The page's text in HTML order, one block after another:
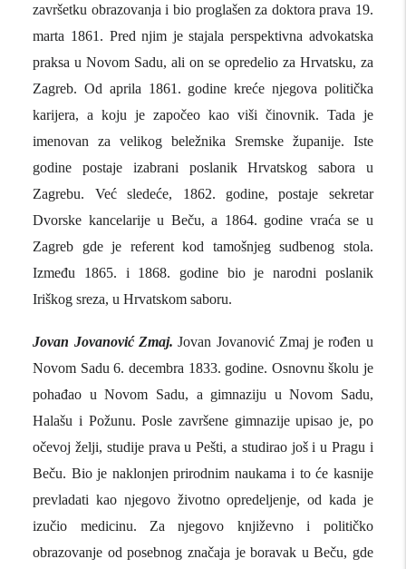
završetku obrazovanja i bio proglašen za doktora prava 19.
marta 1861. Pred njim je stajala perspektivna advokatska
praksa u Novom Sadu, ali on se opredelio za Hrvatsku, za
Zagreb. Od aprila 1861. godine kreće njegova politička
karijera, a koju je započeo kao viši činovnik. Tada je
imenovan za velikog beležnika Sremske županije. Iste
godine postaje izabrani poslanik Hrvatskog sabora u
Zagrebu. Već sledeće, 1862. godine, postaje sekretar
Dvorske kancelarije u Beču, a 1864. godine vraća se u
Zagreb gde je referent kod tamošnjeg sudbenog stola.
Između 1865. i 1868. godine bio je narodni poslanik
Iriškog sreza, u Hrvatskom saboru.
Jovan Jovanović Zmaj. Jovan Jovanović Zmaj je rođen u
Novom Sadu 6. decembra 1833. godine. Osnovnu školu je
pohađao u Novom Sadu, a gimnaziju u Novom Sadu,
Halašu i Požunu. Posle završene gimnazije upisao je, po
očevoj želji, studije prava uPešti, a studirao još i u Pragu i
Beču. Bio je naklonjen prirodnim naukama i to će kasnije
prevladati kao njegovo životno opredeljenje, od kada je
izučio medicinu. Za njegovo književno i političko
obrazovanje od posebnog značaja je boravak u Beču, gde